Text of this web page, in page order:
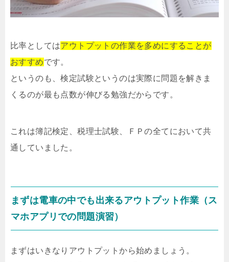
比率としてはアウトプットの作業を多めにすることが
おすすめです。
というのも、検定試験というのは実際に問題を解きま
くるのが最も点数が伸びる勉強だからです。
これは簿記検定、税理士試験、ＦＰの全てにおいて共
通していました。
まずは電車の中でも出来るアウトプット作業（ス
マホアプリでの問題演習）
まずはいきなりアウトプットから始めましょう。